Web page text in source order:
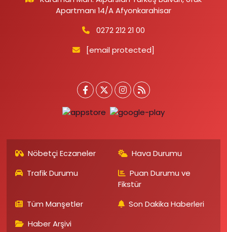
Apartmanı 14/A Afyonkarahisar
0272 212 21 00
[email protected]
Nöbetçi Eczaneler
Hava Durumu
Trafik Durumu
Puan Durumu ve
Fikstür
Tüm Manşetler
Son Dakika Haberleri
Haber Arşivi